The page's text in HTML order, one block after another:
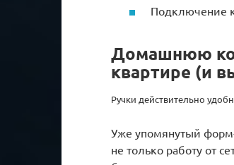
Подключение
Домашнюю
квартире (и
Ручки действительно
Уже упомянутый
не только работу от